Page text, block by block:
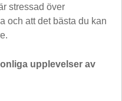
stressad över
och att det bästa du kan
upplevelser av